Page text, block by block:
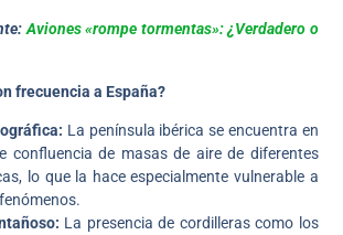
Aviones «rompe tormentas»: ¿Verdadero o
frecuencia a España?
La península ibérica se encuentra en
confluencia de masas de aire de diferentes
lo que la hace especialmente vulnerable a
La presencia de cordilleras como los